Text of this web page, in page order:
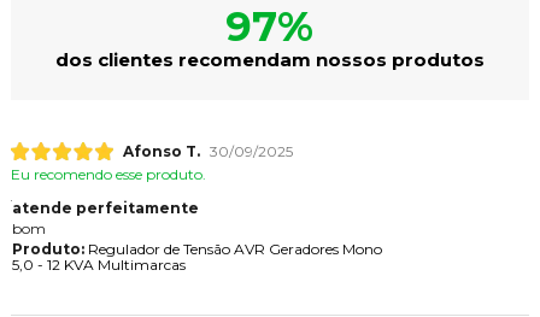
97%
dos clientes recomendam nossos produtos
Afonso T. 30/09/2025
Eu recomendo esse produto.
atende perfeitamente
bom
Produto:Regulador de Tensão AVR Geradores Mono
5,0 - 12 KVA Multimarcas